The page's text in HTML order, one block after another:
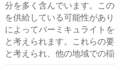
分を多く含んでいます。こ
を供給している可能性があ
によってバーミキュライト
と考えられます。これらの
と考えられ、他の地域での